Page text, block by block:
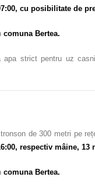
cu posibilitate de
comuna Bertea.
strict pentru uz
de 300 metri pe
respectiv mâine,
comuna Bertea.